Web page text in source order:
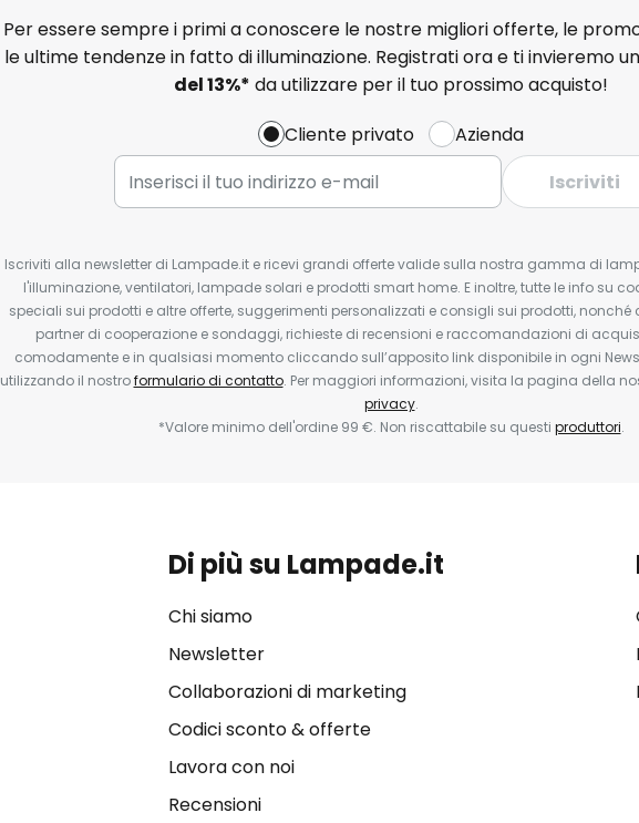
Per essere sempre i primi a conoscere le nostre migliori offerte, le
le ultime tendenze in fatto di illuminazione. Registrati ora e ti invieremo
del13%* da utilizzare per il tuo prossimo acquisto!
Cliente privato
Azienda
Iscriviti
Iscriviti alla newsletter di Lampade.it e ricevi grandi offerte valide sulla nostra gamma di
l'illuminazione, ventilatori, lampade solari e prodotti smart home. E inoltre, tutte le info su
speciali sui prodotti e altre offerte, suggerimenti personalizzati e consigli sui prodotti, nonché
partner di cooperazione e sondaggi, richieste di recensioni e raccomandazioni di
comodamente e in qualsiasi momento cliccando sull’apposito link disponibile in ogni
utilizzando il nostroformulario di contatto. Per maggiori informazioni, visita la pagina della
privacy.
*Valore minimo dell'ordine 99 €. Non riscattabile su questi produttori.
Di più su Lampade.it
Chi siamo
Newsletter
Collaborazioni di marketing
Codici sconto & offerte
Lavora con noi
Recensioni